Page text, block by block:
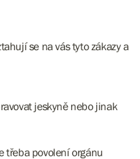
se na vás tyto zákazy a
jeskyně nebo jinak
třeba povolení orgánu